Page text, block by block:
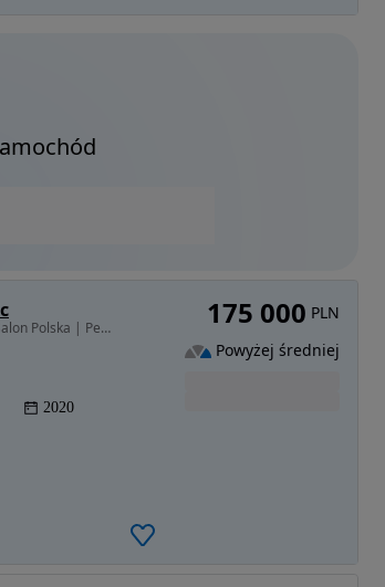
2480 cm3 • 400 KM • Audi RS3 8V Sedan 2020 | 497 KM | Stage 2 | Salon Polska | Perfekcyjny
2020
175 000 PLN
Powyżej średniej